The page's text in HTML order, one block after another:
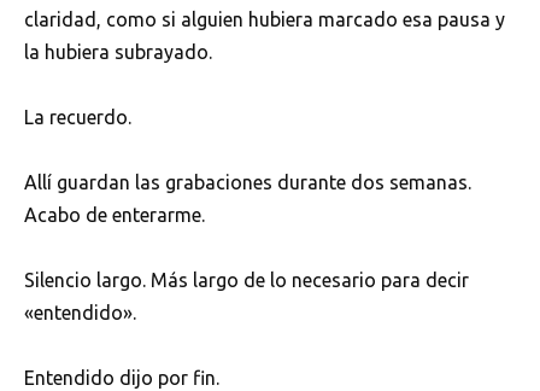
claridad, como si alguien hubiera marcado esa pausa y
la hubiera subrayado.
La recuerdo.
Allí guardan las grabaciones durante dos semanas.
Acabo de enterarme.
Silencio largo. Más largo de lo necesario para decir
«entendido».
Entendido dijo por fin.